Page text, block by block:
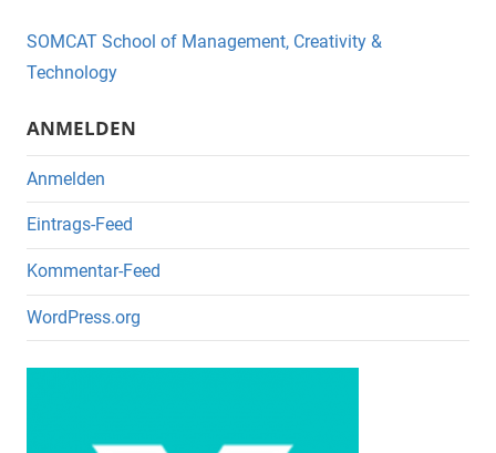
o
o
k
SOMCAT School of Management, Creativity &
Technology
ANMELDEN
Anmelden
Eintrags-Feed
Kommentar-Feed
WordPress.org